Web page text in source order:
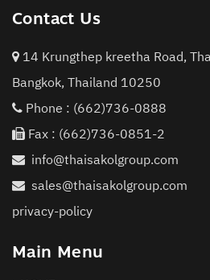
Contact Us
14 Krungthep kreetha Road,
Bangkok, Thailand 10250
Phone : (662)736-0888
Fax : (662)736-0851-2
info@thaisakolgroup.com
sales@thaisakolgroup.com
privacy-policy
Main Menu